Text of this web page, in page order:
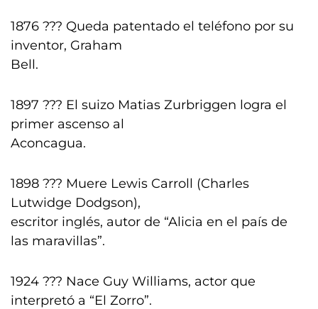
1876 ??? Queda patentado el teléfono por su
inventor, Graham
Bell.
1897 ??? El suizo Matias Zurbriggen logra el
primer ascenso al
Aconcagua.
1898 ??? Muere Lewis Carroll (Charles
Lutwidge Dodgson),
escritor inglés, autor de “Alicia en el país de
las maravillas”.
1924 ??? Nace Guy Williams, actor que
interpretó a “El Zorro”.